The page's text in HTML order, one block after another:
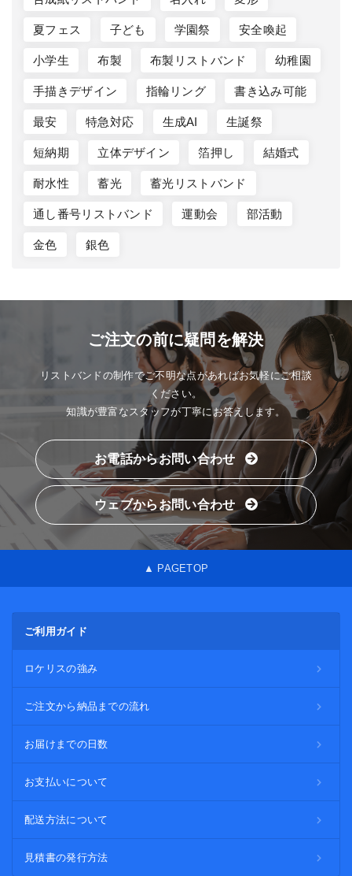
夏フェス 子ども 学園祭 安全喚起
小学生 布製 布製リストバンド 幼稚園
手描きデザイン 指輪リング 書き込み可能
最安 特急対応 生成AI 生誕祭
短納期 立体デザイン 箔押し 結婚式
耐水性 蓄光 蓄光リストバンド
通し番号リストバンド 運動会 部活動
金色 銀色
ご注文の前に疑問を解決
リストバンドの制作でご不明な点があればお気軽にご相談
ください。
知識が豊富なスタッフが丁寧にお答えします。
お電話からお問い合わせ
ウェブからお問い合わせ
▲ PAGETOP
ご利用ガイド
ロケリスの強み
ご注文から納品までの流れ
お届けまでの日数
お支払いについて
配送方法について
見積書の発行方法